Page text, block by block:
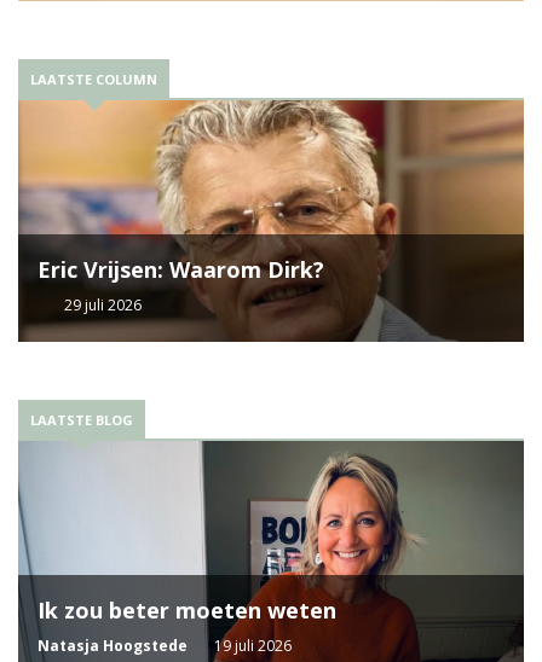
LAATSTE COLUMN
Eric Vrijsen: Waarom Dirk?
29 juli 2026
LAATSTE BLOG
Ik zou beter moeten weten
Natasja Hoogstede 19 juli 2026